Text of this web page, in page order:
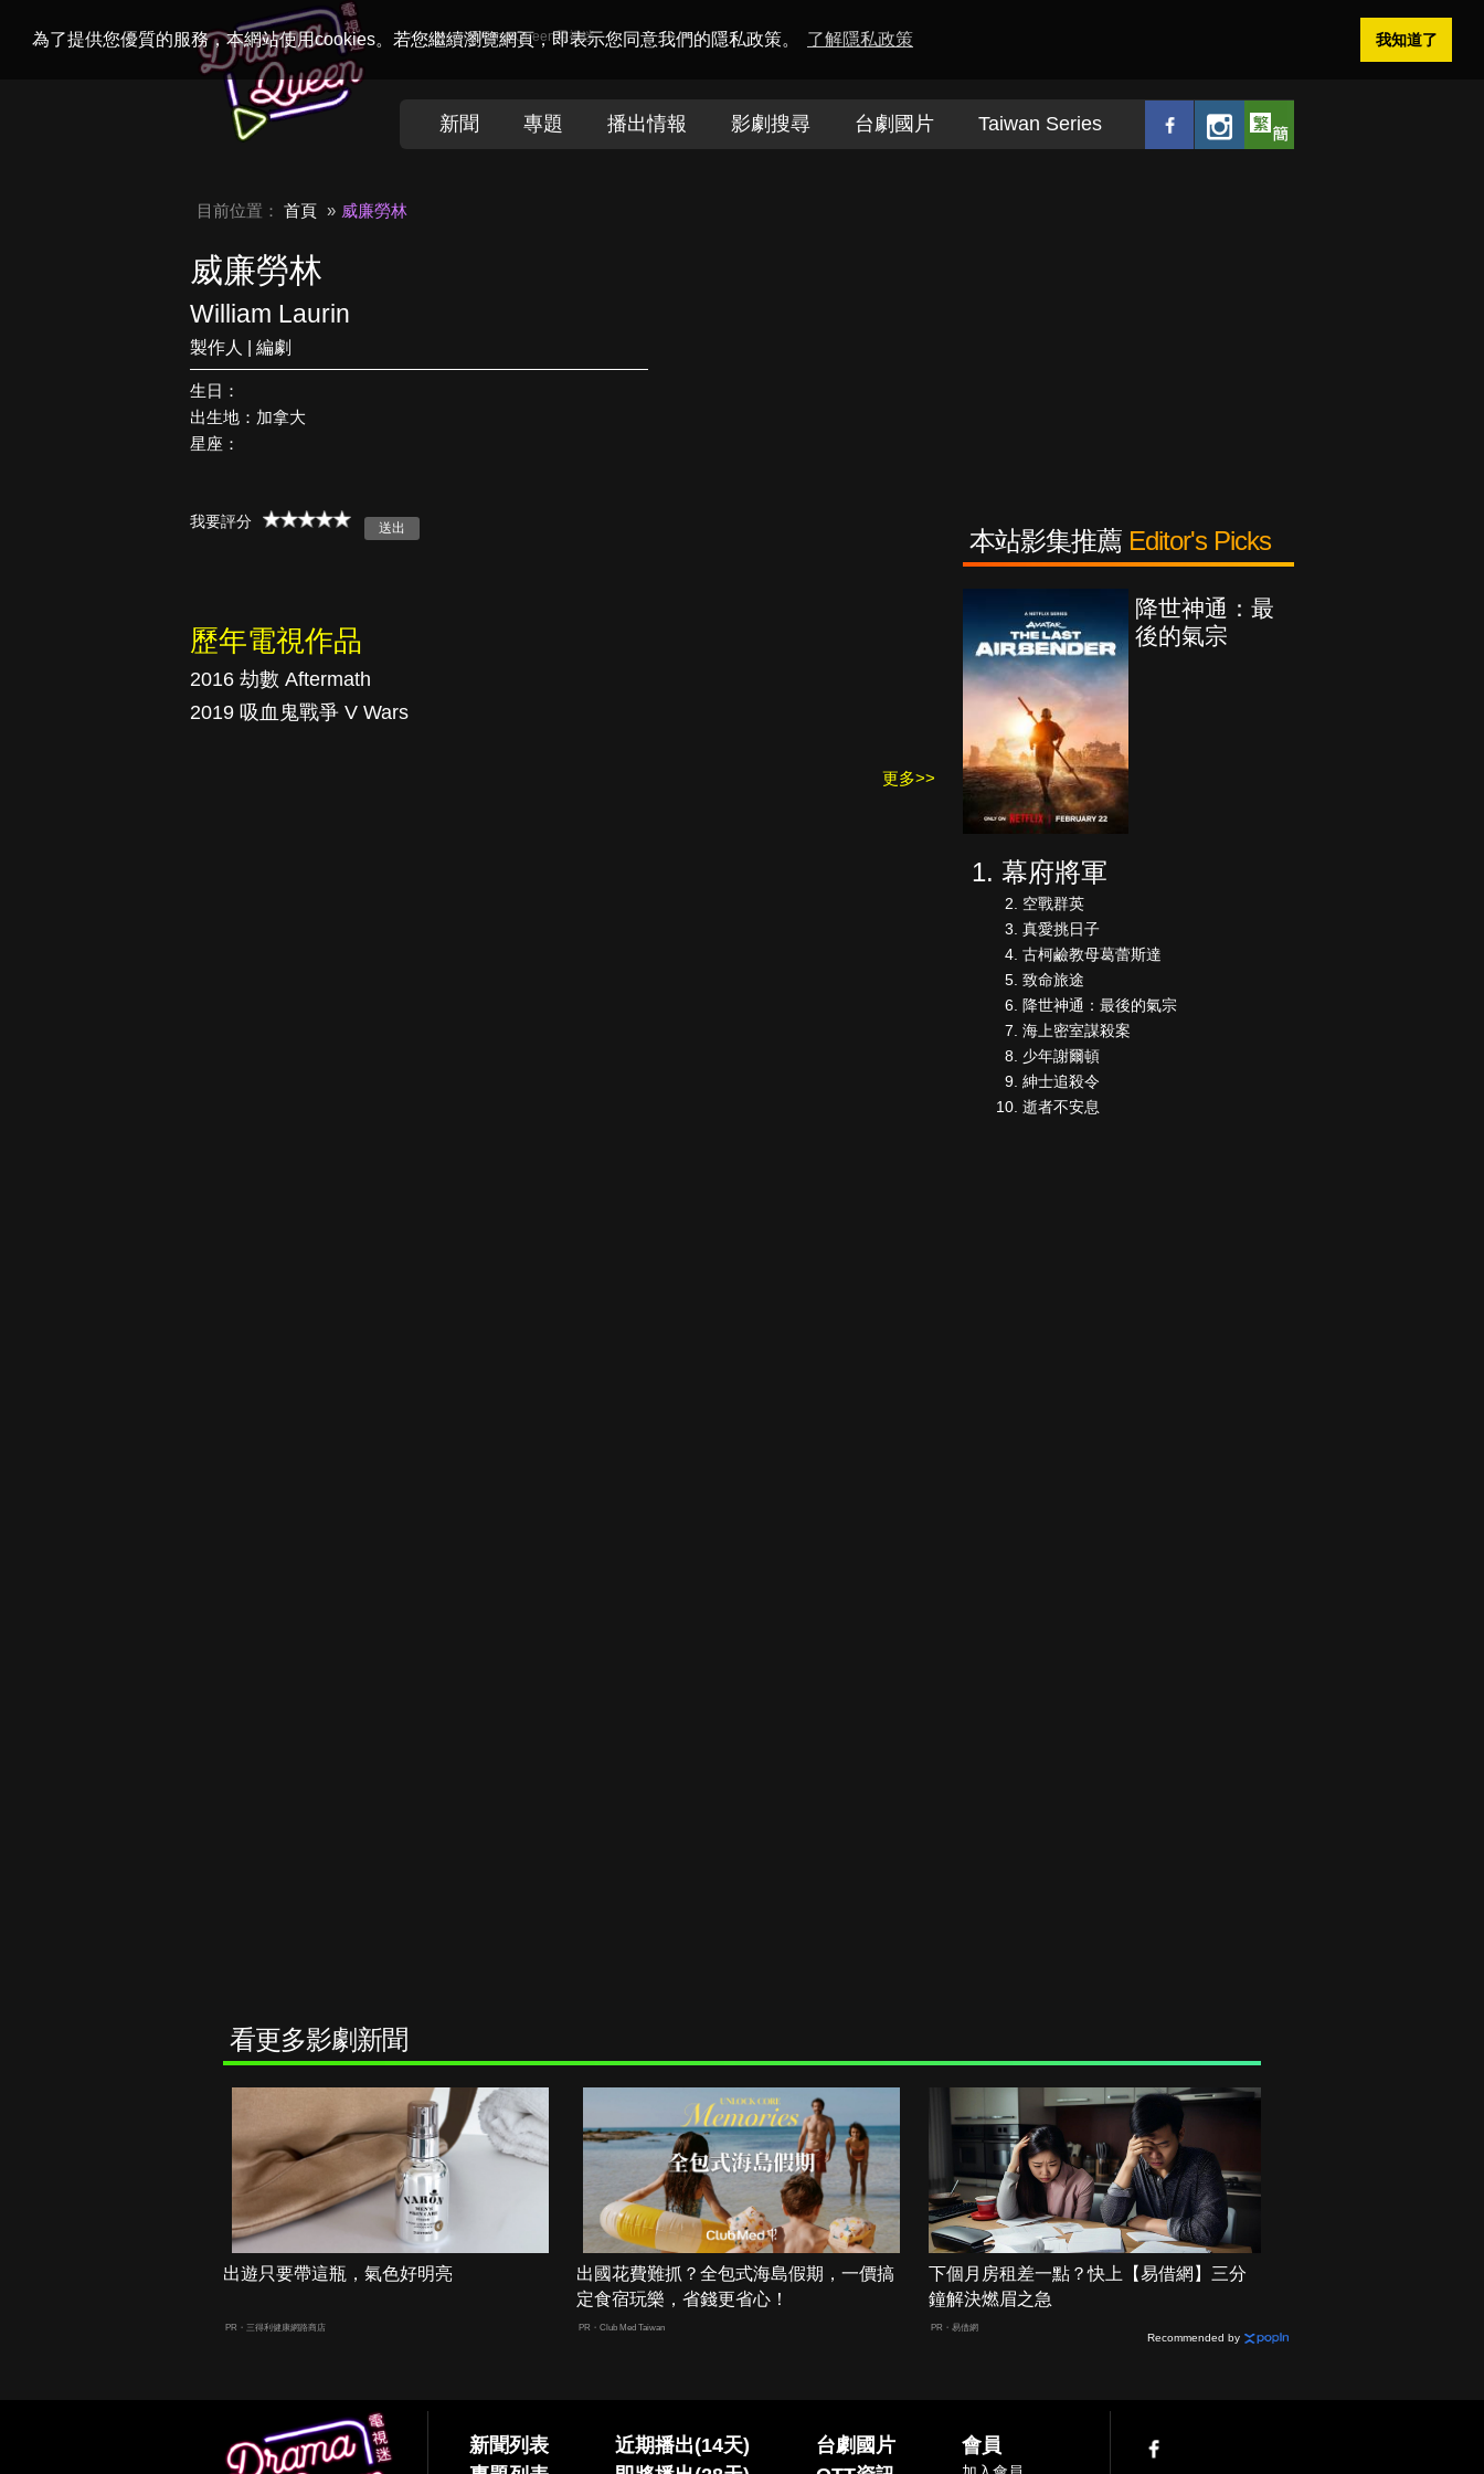
為了提供您優質的服務，本網站使用cookies。若您繼續瀏覽網頁，即表示您同意我們的隱私政策。 了解隱私政策 我知道了
Welcome toDramaQueen電視迷
新聞 專題 播出情報 影劇搜尋 台劇國片 Taiwan Series
目前位置： 首頁 威廉勞林
威廉勞林
William Laurin
製作人 | 編劇
生日：
出生地：加拿大
星座：
我要評分
歷年電視作品
2016 劫數 Aftermath
2019 吸血鬼戰爭 V Wars
更多>>
本站影集推薦 Editor's Picks
降世神通：最
後的氣宗
幕府將軍
空戰群英
真愛挑日子
古柯鹼教母葛蕾斯達
致命旅途
降世神通：最後的氣宗
海上密室謀殺案
少年謝爾頓
紳士追殺令
逝者不安息
看更多影劇新聞
出遊只要帶這瓶，氣色好明亮
PR・三得利健康網路商店
出國花費難抓？全包式海島假期，一價搞
定食宿玩樂，省錢更省心！
PR・Club Med Taiwan
下個月房租差一點？快上【易借網】三分
鐘解決燃眉之急
PR・易借網
Recommended by
新聞列表
近期播出(14天)
台劇國片
會員